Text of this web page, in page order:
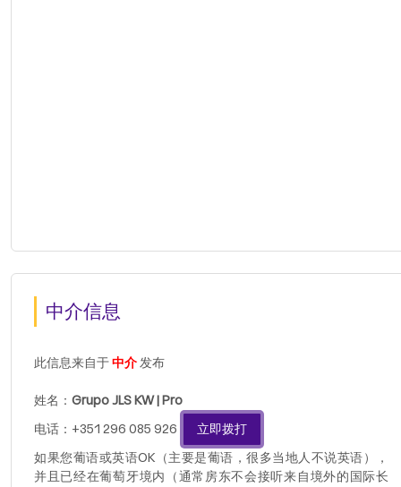
中介信息
此信息来自于中介发布
姓名： Grupo JLS KW | Pro
电话：+351 296 085 926
立即拨打
如果您葡语或英语OK（主要是葡语，很多当地人不说英语），
并且已经在葡萄牙境内（通常房东不会接听来自境外的国际长